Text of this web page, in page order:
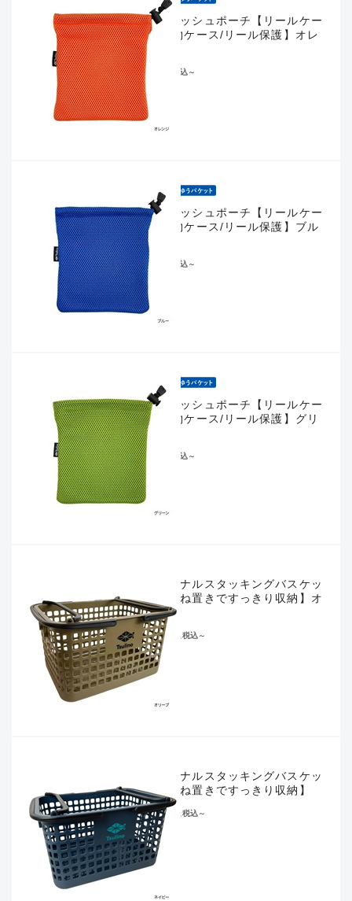
エアメッシュポーチ【リールケー
ス/小物ケース/リール保護】オレ
ンジ
¥583
税込～
エアメッシュポーチ【リールケー
ス/小物ケース/リール保護】ブル
ー
¥583
税込～
エアメッシュポーチ【リールケー
ス/小物ケース/リール保護】グリ
ーン
¥583
税込～
オリジナルスタッキングバスケッ
ト【重ね置きですっきり収納】オ
リーブ
¥1,078税込～
オリジナルスタッキングバスケッ
ト【重ね置きですっきり収納】
¥1,078税込～